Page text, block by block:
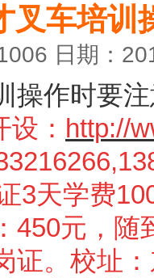
叉车培训
日期：
操作时要
： http://
3天学费
450元，
证。校址